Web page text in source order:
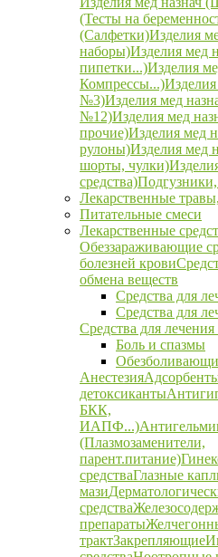
(Тесты на
(Салфетки)Изделия
наборы)Изделия мед
пипетки...)Изделия
Компрессы...)
№3)Изделия мед
№12)Изделия мед
прочие)Изделия мед
рулоны)Изделия мед
шорты, чулки)
средства)
Лекарственные
Питательные смеси
Лекарственные
Обеззараживающие
болезней крови
обмена веществ
Средства для
Средства для
Средства для
Боль и спазмы
Анестезия
детоксиканты
БКК,
ИАПФ...)
(Плазмозаменители,
парент.питание)
средстваГлазные
мази
средства
препараты
трактЗакрепляющие